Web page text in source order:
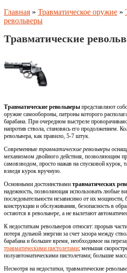
Главная » Травматическое оружие »
револьверы
Травматические
Травматические револьверы представляют
оружие самообороны, патроны которого
барабана. При очередном выстреле
напротив ствола, становясь его продолжением.
револьвера, как правило, 5-7 штук.
Современные травматические револьверы
механизмом двойного действия, позволяющим
самовзводом, просто нажав на спусковой курок,
взведя курок вручную.
Основными достоинствами травматических
надежность, позволяющая использовать любые
последовательности независимо от их
конструкции и обслуживания, безопасность в
остаются в револьвере, а не вылетают
К недостаткам револьверов относят: прорыв
потеря дульной энергии за счет зазора между
барабана и большее время, необходимое на
травматическими пистолетами; меньшая
полуавтоматическими пистолетами; большие
Несмотря на недостатки, травматические